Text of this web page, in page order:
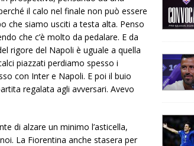
il calo nel finale non può essere
che siamo usciti a testa alta. Penso
che c’è molto da pedalare. E da
rigore del Napoli è uguale a quella
piazzati perdiamo spesso i
con Inter e Napoli. E poi il buio
regalata agli avversari. Avevo
di alzare un minimo l’asticella,
La Fiorentina anche stasera per